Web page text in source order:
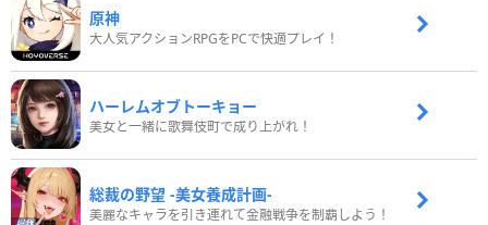
原神
大人気アクションRPGをPCで快適プレイ！
ハーレムオブトーキョー
美女と一緒に歌舞伎町で成り上がれ！
総裁の野望 -美女養成計画-
美麗なキャラを引き連れて金融戦争を制覇しよう！